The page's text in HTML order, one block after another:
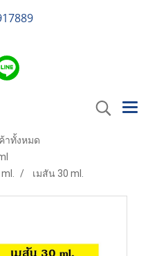
าทั้งหมด
เมสัน 30 ml.